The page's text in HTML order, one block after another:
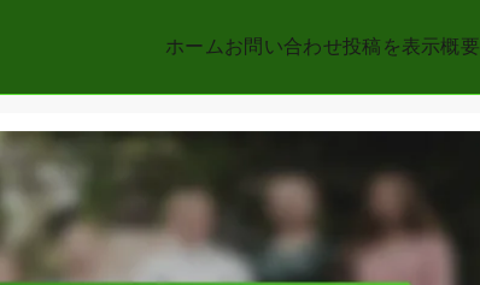
ホーム お問い合わせ投稿を表示概要